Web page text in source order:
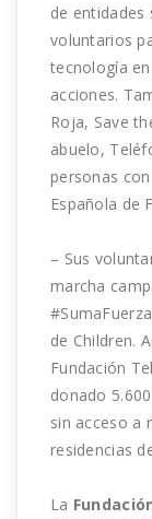
de
voluntarios
tecnología
acciones.
Roja, Save
abuelo,
personas
Española de
– Sus
marcha
de Children.
Fundación
donado
sin acceso a
residencias
La